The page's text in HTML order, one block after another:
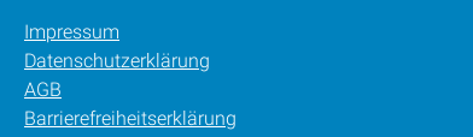
Impressum
Datenschutzerklärung
AGB
Barrierefreiheitserklärung